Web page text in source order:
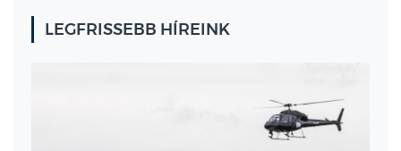
LEGFRISSEBB HÍREINK